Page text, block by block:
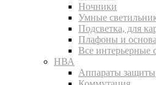
Ночники
Умные
Подсветка, для
Плафоны и
Все интерьерные
НВА
Аппараты защиты